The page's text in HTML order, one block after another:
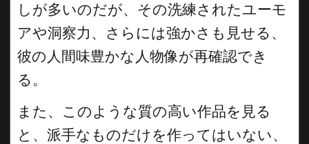
しが多いのだが、その洗練されたユーモ
アや洞察力、さらには強かさも見せる、
彼の人間味豊かな人物像が再確認でき
る。
また、このような質の高い作品を見る
と、派手なものだけを作ってはいない、